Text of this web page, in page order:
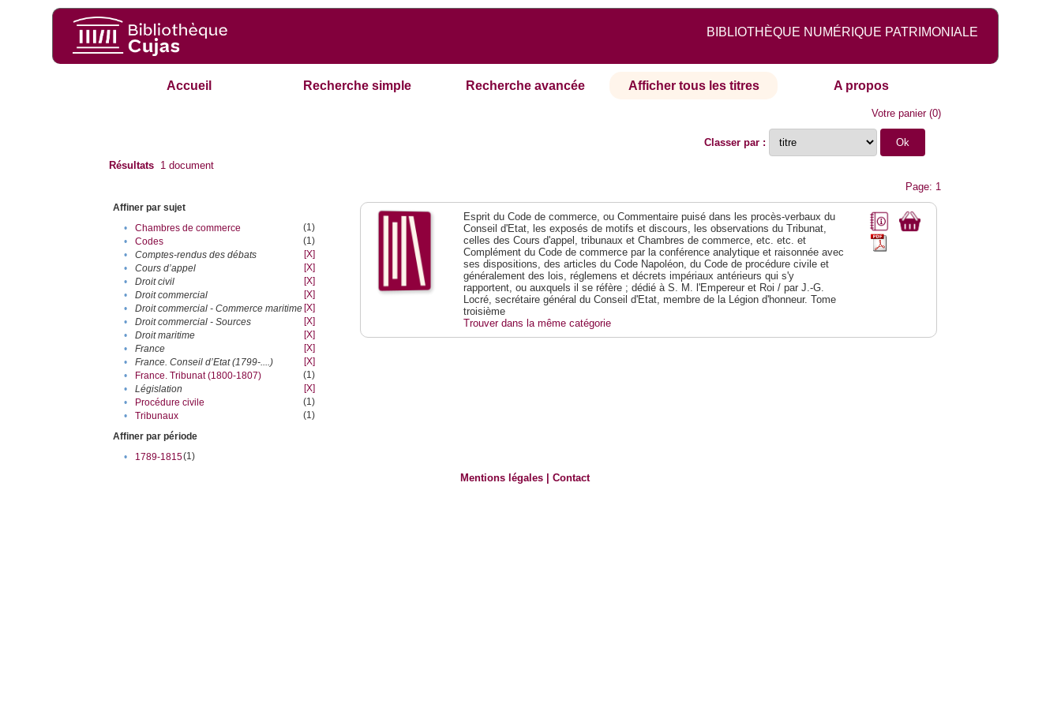
BIBLIOTHÈQUE NUMÉRIQUE PATRIMONIALE
Accueil Recherche simple Recherche avancée Afficher tous les titres A propos
Votre panier(0)
Classer par :
Résultats 1 document
Page: 1
Affiner par sujet
•
Chambres de commerce
(1)
•
Codes
(1)
•
Comptes-rendus des débats
[X]
•
Cours d’appel
[X]
•
Droit civil
[X]
•
Droit commercial
[X]
•
Droit commercial - Commerce maritime [X]
•
Droit commercial - Sources
[X]
•
Droit maritime
[X]
•
France
[X]
•
France. Conseil d’Etat (1799-....)
[X]
•
France. Tribunat (1800-1807)
(1)
•
Législation
[X]
•
Procédure civile
(1)
•
Tribunaux
(1)
Affiner par période
•
1789-1815(1)
Esprit du Code de commerce, ou Commentaire puisé dans les procès-verbaux du
Conseil d'Etat, les exposés de motifs et discours, les observations du Tribunat,
celles des Cours d'appel, tribunaux et Chambres de commerce, etc. etc. et
Complément du Code de commerce par la conférence analytique et raisonnée avec
ses dispositions, des articles du Code Napoléon, du Code de procédure civile et
généralement des lois, réglemens et décrets impériaux antérieurs qui s'y
rapportent, ou auxquels il se réfère ; dédié à S. M. l'Empereur et Roi / par J.-G.
Locré, secrétaire général du Conseil d'Etat, membre de la Légion d'honneur. Tome
troisième
Trouver dans la même catégorie
Mentions légales |Contact